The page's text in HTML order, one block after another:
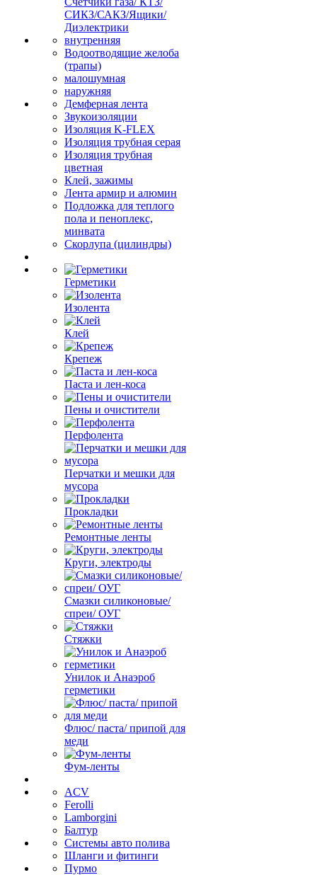
СИКЗ/САКЗ/Ящики/
Диэлектрики
внутренняя
Водоотводящие желоба
(трапы)
малошумная
наружняя
Демферная лента
Звукоизоляции
Изоляция K-FLEX
Изоляция трубная серая
Изоляция трубная
цветная
Клей, зажимы
Лента армир и алюмин
Подложка для теплого
пола и пеноплекс,
минвата
Скорлупа (цилиндры)
Герметики
Изолента
Клей
Крепеж
Паста и лен-коса
Пены и очистители
Перфолента
Перчатки и мешки для
мусора
Прокладки
Ремонтные ленты
Круги, электроды
Смазки силиконовые/
спреи/ ОУГ
Стяжки
Унилок и Анаэроб
герметики
Флюс/ паста/ припой для
меди
Фум-ленты
ACV
Ferolli
Lamborgini
Балтур
Системы авто полива
Шланги и фитинги
Пурмо